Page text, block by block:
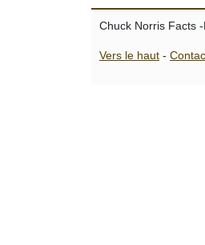
Chuck Norris Facts
Vers le haut -